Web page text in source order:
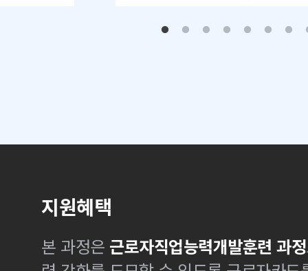
지원혜택
본 과정은 근로자직업능력개발훈련 과정